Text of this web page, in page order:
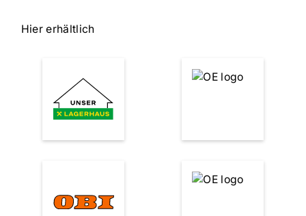
Hier erhältlich